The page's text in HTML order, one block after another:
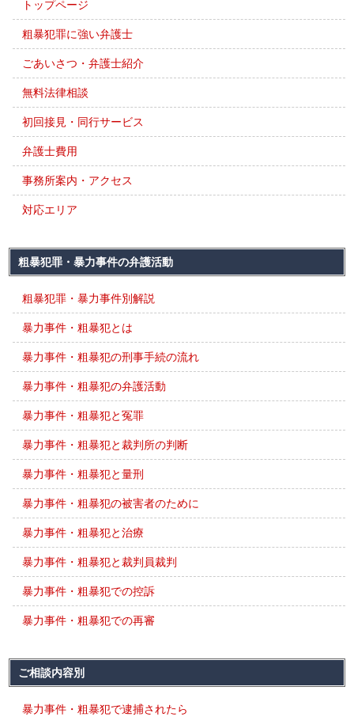
トップページ
粗暴犯罪に強い弁護士
ごあいさつ・弁護士紹介
無料法律相談
初回接見・同行サービス
弁護士費用
事務所案内・アクセス
対応エリア
粗暴犯罪・暴力事件の弁護活動
粗暴犯罪・暴力事件別解説
暴力事件・粗暴犯とは
暴力事件・粗暴犯の刑事手続の流れ
暴力事件・粗暴犯の弁護活動
暴力事件・粗暴犯と冤罪
暴力事件・粗暴犯と裁判所の判断
暴力事件・粗暴犯と量刑
暴力事件・粗暴犯の被害者のために
暴力事件・粗暴犯と治療
暴力事件・粗暴犯と裁判員裁判
暴力事件・粗暴犯での控訴
暴力事件・粗暴犯での再審
ご相談内容別
暴力事件・粗暴犯で逮捕されたら